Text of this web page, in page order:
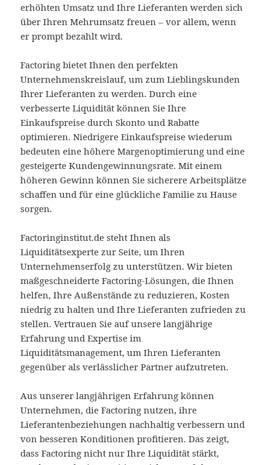
erhöhten Umsatz und Ihre Lieferanten werden sich
über Ihren Mehrumsatz freuen – vor allem, wenn
er prompt bezahlt wird.
Factoring bietet Ihnen den perfekten
Unternehmenskreislauf, um zum Lieblingskunden
Ihrer Lieferanten zu werden. Durch eine
verbesserte Liquidität können Sie Ihre
Einkaufspreise durch Skonto und Rabatte
optimieren. Niedrigere Einkaufspreise wiederum
bedeuten eine höhere Margenoptimierung und eine
gesteigerte Kundengewinnungsrate. Mit einem
höheren Gewinn können Sie sicherere Arbeitsplätze
schaffen und für eine glückliche Familie zu Hause
sorgen.
Factoringinstitut.de steht Ihnen als
Liquiditätsexperte zur Seite, um Ihren
Unternehmenserfolg zu unterstützen. Wir bieten
maßgeschneiderte Factoring-Lösungen, die Ihnen
helfen, Ihre Außenstände zu reduzieren, Kosten
niedrig zu halten und Ihre Lieferanten zufrieden zu
stellen. Vertrauen Sie auf unsere langjährige
Erfahrung und Expertise im
Liquiditätsmanagement, um Ihren Lieferanten
gegenüber als verlässlicher Partner aufzutreten.
Aus unserer langjährigen Erfahrung können
Unternehmen, die Factoring nutzen, ihre
Lieferantenbeziehungen nachhaltig verbessern und
von besseren Konditionen profitieren. Das zeigt,
dass Factoring nicht nur Ihre Liquidität stärkt,